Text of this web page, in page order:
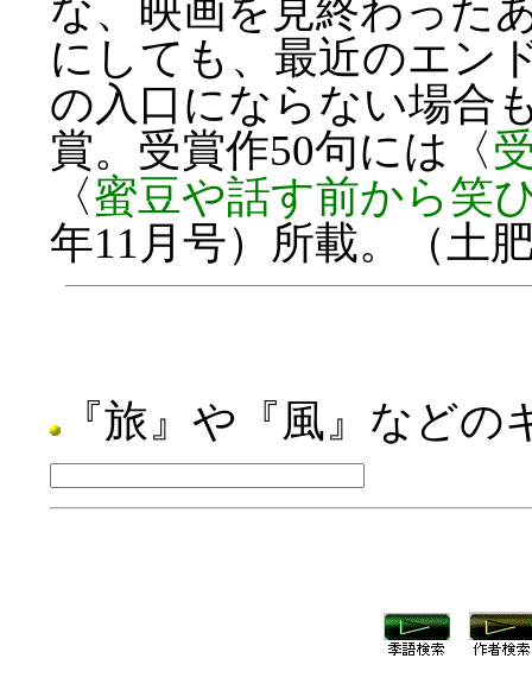
な、映画を見終わった
にしても、最近のエン
の入口にならない場合
賞。受賞作50句には〈
〈蜜豆や話す前から笑
年11月号）所載。（土
『旅』や『風』など